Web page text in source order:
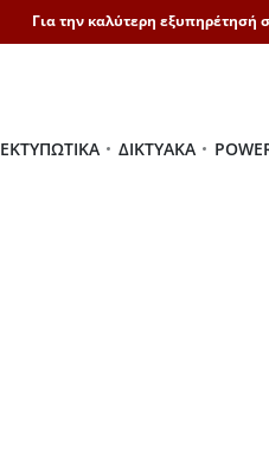
Για την καλύτερη εξυπηρέτησή
ΕΚΤΥΠΩΤΙΚΆ ΔΙΚΤΥΑΚΆ